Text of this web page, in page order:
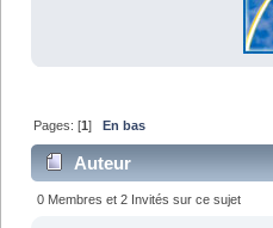
Pages: [1] En bas
Auteur
0 Membres et 2 Invités sur ce sujet